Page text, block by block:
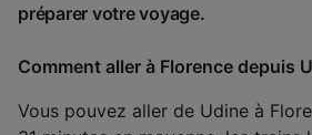
préparer votre voyage.
Comment aller à Florence depuis
Vous pouvez aller de Udine à